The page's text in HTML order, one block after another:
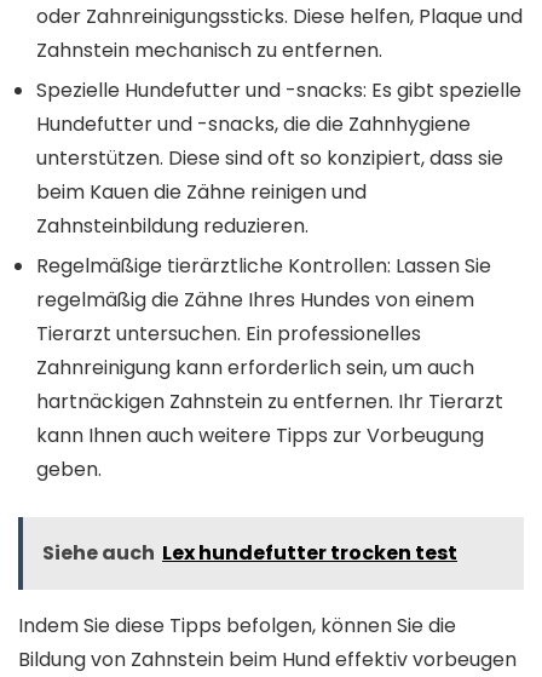
oder Zahnreinigungssticks. Diese helfen, Plaque und
Zahnstein mechanisch zu entfernen.
Spezielle Hundefutter und -snacks: Es gibt spezielle
Hundefutter und -snacks, die die Zahnhygiene
unterstützen. Diese sind oft so konzipiert, dass sie
beim Kauen die Zähne reinigen und
Zahnsteinbildung reduzieren.
Regelmäßige tierärztliche Kontrollen: Lassen Sie
regelmäßig die Zähne Ihres Hundes von einem
Tierarzt untersuchen. Ein professionelles
Zahnreinigung kann erforderlich sein, um auch
hartnäckigen Zahnstein zu entfernen. Ihr Tierarzt
kann Ihnen auch weitere Tipps zur Vorbeugung
geben.
Siehe auch Lex hundefutter trocken test
Indem Sie diese Tipps befolgen, können Sie die
Bildung von Zahnstein beim Hund effektiv vorbeugen